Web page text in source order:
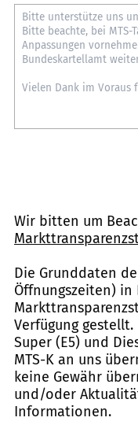
Wir bitten um
Die Grunddaten
Öffnungszeiten)
Verfügung gestellt.
Super (E5) und
MTS-K an uns
keine Gewähr
und/oder
Informationen.